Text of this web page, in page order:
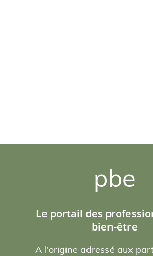
pbe
Le portail des
bien-être
A l'origine adressé aux